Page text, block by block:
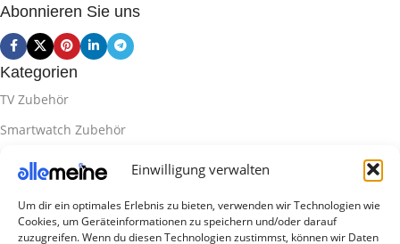
Einwilligung verwalten
Um dir ein optimales Erlebnis zu bieten, verwenden wir Technologien wie
Cookies, um Geräteinformationen zu speichern und/oder darauf
zuzugreifen. Wenn du diesen Technologien zustimmst, können wir Daten
Abonnieren Sie uns
Kategorien
TV Zubehör
Smartwatch Zubehör
Handy Zubehör
Gamingsachen